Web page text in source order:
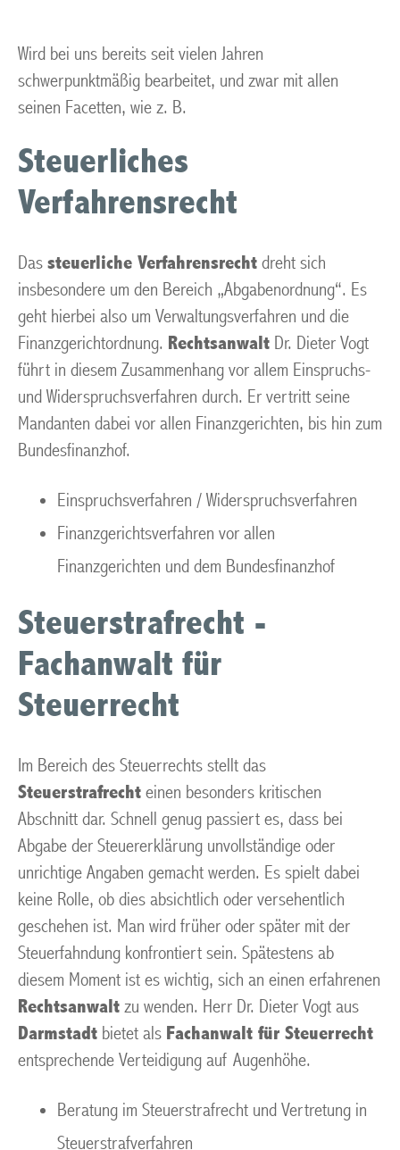
Wird bei uns bereits seit vielen Jahren
schwerpunktmäßig bearbeitet, und zwar mit allen
seinen Facetten, wie z. B.
Steuerliches
Verfahrensrecht
Das steuerliche Verfahrensrecht dreht sich
insbesondere um den Bereich „Abgabenordnung“. Es
geht hierbei also um Verwaltungsverfahren und die
Finanzgerichtordnung. Rechtsanwalt Dr. Dieter Vogt
führt in diesem Zusammenhang vor allem Einspruchs-
und Widerspruchsverfahren durch. Er vertritt seine
Mandanten dabei vor allen Finanzgerichten, bis hin zum
Bundesfinanzhof.
Einspruchsverfahren / Widerspruchsverfahren
Finanzgerichtsverfahren vor allen
Finanzgerichten und dem Bundesfinanzhof
Steuerstrafrecht -
Fachanwalt für
Steuerrecht
Im Bereich des Steuerrechts stellt das
Steuerstrafrecht einen besonders kritischen
Abschnitt dar. Schnell genug passiert es, dass bei
Abgabe der Steuererklärung unvollständige oder
unrichtige Angaben gemacht werden. Es spielt dabei
keine Rolle, ob dies absichtlich oder versehentlich
geschehen ist. Man wird früher oder später mit der
Steuerfahndung konfrontiert sein. Spätestens ab
diesem Moment ist es wichtig, sich an einen erfahrenen
Rechtsanwalt zu wenden. Herr Dr. Dieter Vogt aus
Darmstadt bietet als Fachanwalt für Steuerrecht
entsprechende Verteidigung auf Augenhöhe.
Beratung im Steuerstrafrecht und Vertretung in
Steuerstrafverfahren